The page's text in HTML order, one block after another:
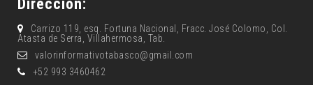
Dirección:
Carrizo 119, esq. Fortuna Nacional, Fracc. José Colomo, Col.
Atasta de Serra, Villahermosa, Tab.
valorinformativotabasco@gmail.com
+52 993 3460462